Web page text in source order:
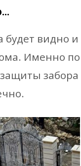
будет видно и
Именно по
забора